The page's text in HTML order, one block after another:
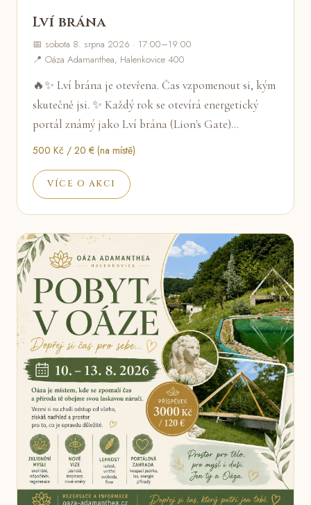
Lví brána
📅 sobota 8. srpna 2026 · 17:00–19:00
📍 Oáza Adamanthea, Halenkovice 400
🔥✨ Lví brána je otevřena. Čas vzpomenout si, kým
skutečně jsi. ✨ Každý rok se otevírá energetický
portál známý jako Lví brána (Lion's Gate)…
500 Kč / 20 € (na místě)
VÍCE O AKCI